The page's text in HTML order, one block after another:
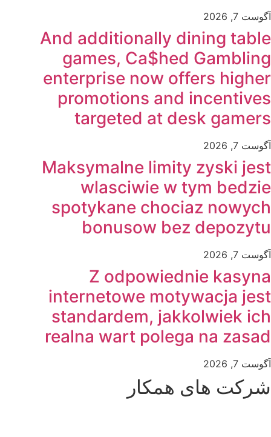
آگوست 7, 2026
And additionally dining table
games, Ca$hed Gambling
enterprise now offers higher
promotions and incentives
targeted at desk gamers
آگوست 7, 2026
Maksymalne limity zyski jest
wlasciwie w tym bedzie
spotykane chociaz nowych
bonusow bez depozytu
آگوست 7, 2026
Z odpowiednie kasyna
internetowe motywacja jest
standardem, jakkolwiek ich
realna wart polega na zasad
آگوست 7, 2026
شرکت های همکار